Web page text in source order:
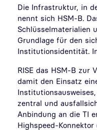
Die Infrastruktur, in
nennt sich HSM-B.
Schlüsselmaterialien
Grundlage für den
Institutionsidentität.
RISE das HSM-B zur
damit den Einsatz
zentral und
Anbindung an die TI
Highspeed-Konnektor